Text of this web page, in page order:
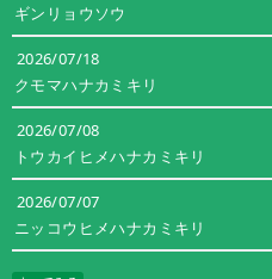
ギンリョウソウ
2026/07/18
クモマハナカミキリ
2026/07/08
トウカイヒメハナカミキリ
2026/07/07
ニッコウヒメハナカミキリ